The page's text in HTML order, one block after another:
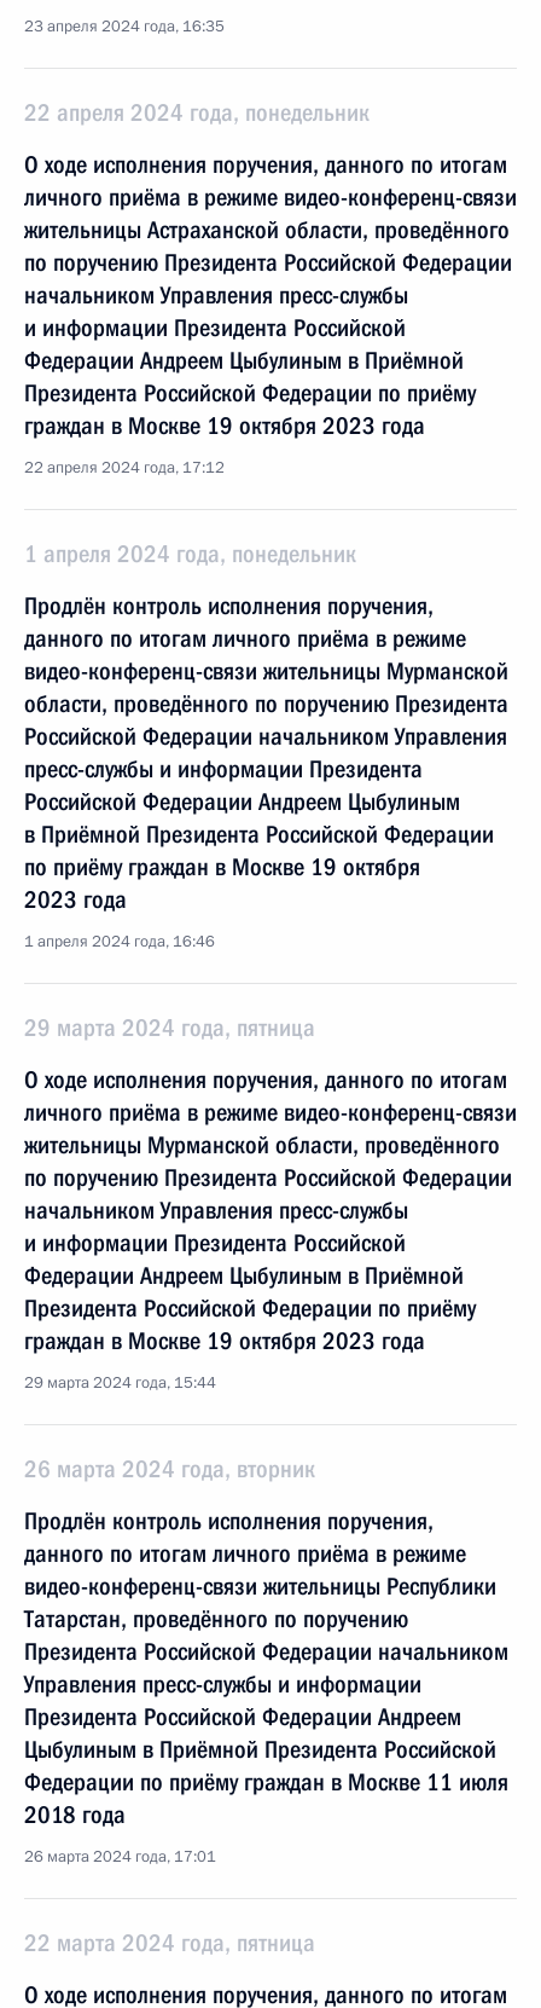
23 апреля 2024 года, 16:35
22 апреля 2024 года, понедельник
О ходе исполнения поручения, данного по итогам
личного приёма в режиме видео-конференц-связи
жительницы Астраханской области, проведённого
по поручению Президента Российской Федерации
начальником Управления пресс-службы
и информации Президента Российской
Федерации Андреем Цыбулиным в Приёмной
Президента Российской Федерации по приёму
граждан в Москве 19 октября 2023 года
22 апреля 2024 года, 17:12
1 апреля 2024 года, понедельник
Продлён контроль исполнения поручения,
данного по итогам личного приёма в режиме
видео-конференц-связи жительницы Мурманской
области, проведённого по поручению Президента
Российской Федерации начальником Управления
пресс-службы и информации Президента
Российской Федерации Андреем Цыбулиным
в Приёмной Президента Российской Федерации
по приёму граждан в Москве 19 октября
2023 года
1 апреля 2024 года, 16:46
29 марта 2024 года, пятница
О ходе исполнения поручения, данного по итогам
личного приёма в режиме видео-конференц-связи
жительницы Мурманской области, проведённого
по поручению Президента Российской Федерации
начальником Управления пресс-службы
и информации Президента Российской
Федерации Андреем Цыбулиным в Приёмной
Президента Российской Федерации по приёму
граждан в Москве 19 октября 2023 года
29 марта 2024 года, 15:44
26 марта 2024 года, вторник
Продлён контроль исполнения поручения,
данного по итогам личного приёма в режиме
видео-конференц-связи жительницы Республики
Татарстан, проведённого по поручению
Президента Российской Федерации начальником
Управления пресс-службы и информации
Президента Российской Федерации Андреем
Цыбулиным в Приёмной Президента Российской
Федерации по приёму граждан в Москве 11 июля
2018 года
26 марта 2024 года, 17:01
22 марта 2024 года, пятница
О ходе исполнения поручения, данного по итогам